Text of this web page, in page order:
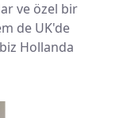
ve özel bir
de UK'de
Hollanda